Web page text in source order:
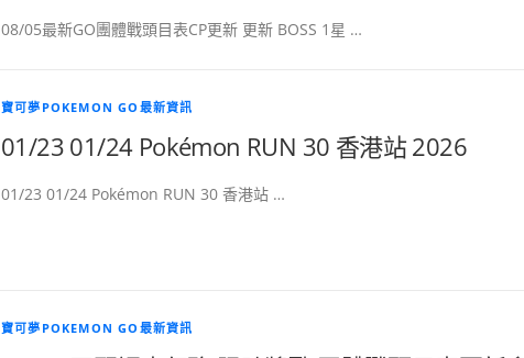
08/05最新GO團體戰頭目表CP更新 更新 BOSS 1星 …
寶可夢POKEMON GO最新資訊
01/23 01/24 Pokémon RUN 30 香港站 2026
01/23 01/24 Pokémon RUN 30 香港站 …
寶可夢POKEMON GO最新資訊